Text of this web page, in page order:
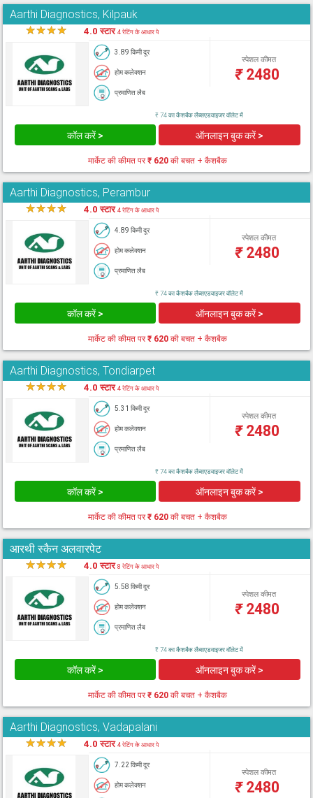
Aarthi Diagnostics, Kilpauk
★★★★ 4.0 स्टार4 रेटिंग के आधार पे
3.89 किमी दूर
होम कलेक्शन
प्रमाणित लैब
स्पेशल कीमत
₹2480
₹ 74 का कैशबैक लैब्सएडवाइजर वॉलेट में
कॉल करें > ऑनलाइन बुक करें >
मार्केट की कीमत पर₹ 620की बचत + कैशबैक
Aarthi Diagnostics, Perambur
★★★★ 4.0 स्टार4 रेटिंग के आधार पे
4.89 किमी दूर
होम कलेक्शन
प्रमाणित लैब
स्पेशल कीमत
₹2480
₹ 74 का कैशबैक लैब्सएडवाइजर वॉलेट में
कॉल करें > ऑनलाइन बुक करें >
मार्केट की कीमत पर₹ 620की बचत + कैशबैक
Aarthi Diagnostics, Tondiarpet
★★★★ 4.0 स्टार4 रेटिंग के आधार पे
5.31 किमी दूर
होम कलेक्शन
प्रमाणित लैब
स्पेशल कीमत
₹2480
₹ 74 का कैशबैक लैब्सएडवाइजर वॉलेट में
कॉल करें > ऑनलाइन बुक करें >
मार्केट की कीमत पर₹ 620की बचत + कैशबैक
आरथी स्कैन अलवारपेट
★★★★ 4.0 स्टार8 रेटिंग के आधार पे
5.58 किमी दूर
होम कलेक्शन
प्रमाणित लैब
स्पेशल कीमत
₹2480
₹ 74 का कैशबैक लैब्सएडवाइजर वॉलेट में
कॉल करें > ऑनलाइन बुक करें >
मार्केट की कीमत पर₹ 620की बचत + कैशबैक
Aarthi Diagnostics, Vadapalani
★★★★ 4.0 स्टार4 रेटिंग के आधार पे
7.22 किमी दूर
होम कलेक्शन
स्पेशल कीमत
₹2480